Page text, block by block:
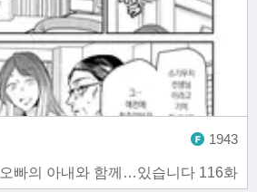
오빠의 아내와 함께…있습니다 116화
1943